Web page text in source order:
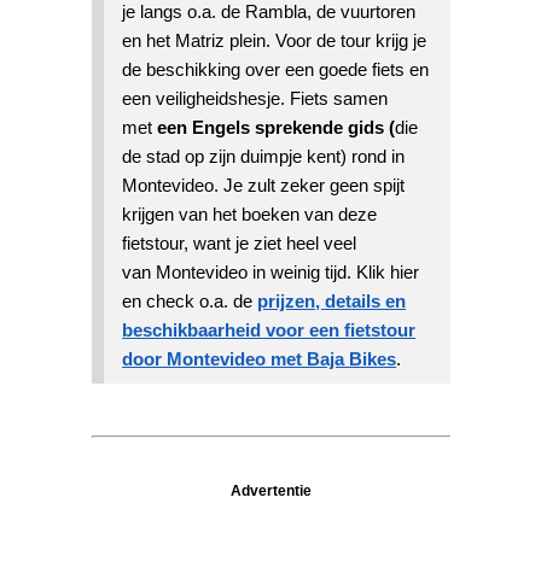
je langs o.a. de Rambla, de vuurtoren
en het Matriz plein. Voor de tour krijg je
de beschikking over een goede fiets en
een veiligheidshesje. Fiets samen
meteen Engels sprekende gids (die
de stad op zijn duimpje kent) rond in
Montevideo. Je zult zeker geen spijt
krijgen van het boeken van deze
fietstour, want je ziet heel veel
van Montevideo in weinig tijd. Klik hier
en check o.a. de prijzen, details en
beschikbaarheid voor een fietstour
door Montevideo met Baja Bikes.
Advertentie